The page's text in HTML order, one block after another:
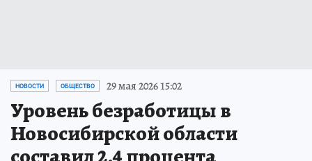
НОВОСТИ ОБЩЕСТВО 29 мая 2026 15:02
Уровень безработицы в
Новосибирской области